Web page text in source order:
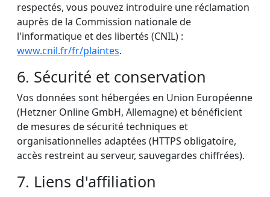
respectés, vous pouvez introduire une réclamation
auprès de la Commission nationale de
l'informatique et des libertés (CNIL) :
www.cnil.fr/fr/plaintes.
6. Sécurité et conservation
Vos données sont hébergées en Union Européenne
(Hetzner Online GmbH, Allemagne) et bénéficient
de mesures de sécurité techniques et
organisationnelles adaptées (HTTPS obligatoire,
accès restreint au serveur, sauvegardes chiffrées).
7. Liens d'affiliation